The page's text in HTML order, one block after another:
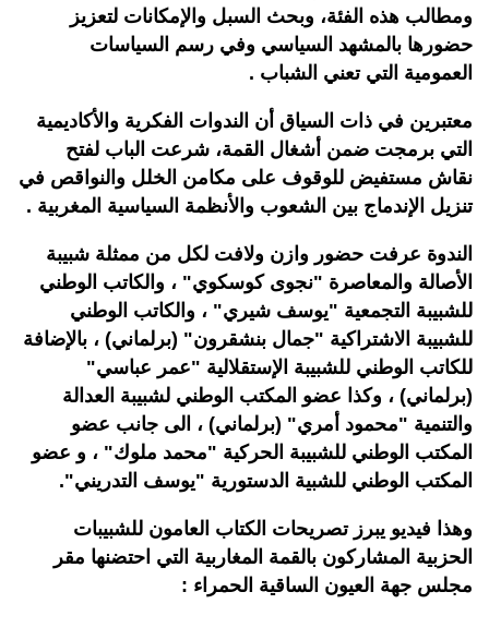
ومطالب هذه الفئة، وبحث السبل والإمكانات لتعزيز
حضورها بالمشهد السياسي وفي رسم السياسات
العمومية التي تعني الشباب .
معتبرين في ذات السياق أن الندوات الفكرية والأكاديمية
التي برمجت ضمن أشغال القمة، شرعت الباب لفتح
نقاش مستفيض للوقوف على مكامن الخلل والنواقص في
تنزيل الإندماج بين الشعوب والأنظمة السياسية المغربية .
الندوة عرفت حضور وازن ولافت لكل من ممثلة شبيبة
الأصالة والمعاصرة "نجوى كوسكوي" ، والكاتب الوطني
للشبيبة التجمعية "يوسف شيري" ، والكاتب الوطني
للشبيبة الاشتراكية "جمال بنشقرون" (برلماني) ، بالإضافة
للكاتب الوطني للشبيبة الإستقلالية "عمر عباسي"
(برلماني) ، وكذا عضو المكتب الوطني لشبيبة العدالة
والتنمية "محمود أمري" (برلماني) ، الى جانب عضو
المكتب الوطني للشبيبة الحركية "محمد ملوك" ، و عضو
المكتب الوطني للشبية الدستورية "يوسف التدريني".
وهذا فيديو يبرز تصريحات الكتاب العامون للشبيبات
الحزبية المشاركون بالقمة المغاربية التي احتضنها مقر
مجلس جهة العيون الساقية الحمراء :